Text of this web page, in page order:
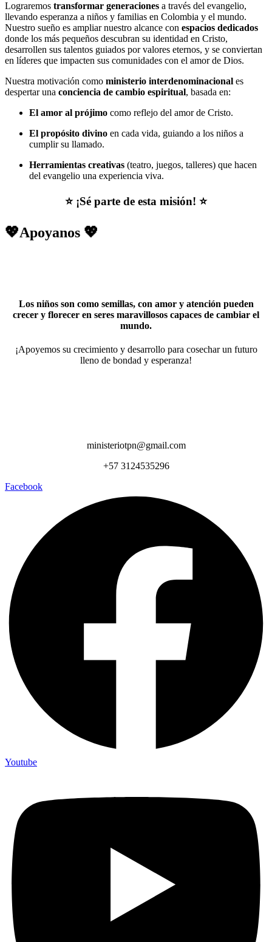
Lograremos transformar generaciones a través del evangelio,
llevando esperanza a niños y familias en Colombia y el mundo.
Nuestro sueño es ampliar nuestro alcance con espacios dedicados
donde los más pequeños descubran su identidad en Cristo,
desarrollen sus talentos guiados por valores eternos, y se conviertan
en líderes que impacten sus comunidades con el amor de Dios.
Nuestra motivación como ministerio interdenominacional es
despertar una conciencia de cambio espiritual, basada en:
El amor al prójimo como reflejo del amor de Cristo.
El propósito divino en cada vida, guiando a los niños a
cumplir su llamado.
Herramientas creativas (teatro, juegos, talleres) que hacen
del evangelio una experiencia viva.
⭐​ ¡Sé parte de esta misión! ⭐​
💖​​Apoyanos 💖
Los niños son como semillas, con amor y atención pueden
crecer y florecer en seres maravillosos capaces de cambiar el
mundo.
¡Apoyemos su crecimiento y desarrollo para cosechar un futuro
lleno de bondad y esperanza!
ministeriotpn@gmail.com
+57 3124535296
Facebook
Youtube